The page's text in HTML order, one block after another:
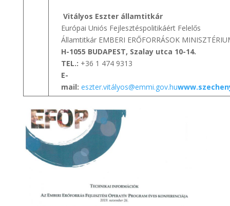
Vitályos Eszter államtitkár
Európai Uniós Fejlesztéspolitikáért Felelős
Államtitkár EMBERI ERŐFORRÁSOK
H-1055 BUDAPEST, Szalay utca 10-14.
TEL.: +36 1 474 9313
E-
mail: eszter.vitályos@emmi.gov.hu